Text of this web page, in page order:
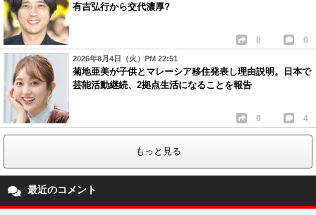
有吉弘行から交代濃厚?
0 0
2026年8月4日（火）PM 22:51
菊地亜美が子供とマレーシア移住発表し理由説明。日本で
芸能活動継続、2拠点生活になることを報告
0 4
もっと見る
最近のコメント